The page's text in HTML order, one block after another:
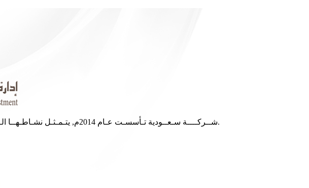
شــركــــة سـعــودية تـأسسـت عـام 2014م, يتـمـثـل نشـاطـهــا الـرئـيـسـي في مـجـال الإستـثـمـار وادارة وتـشـغـيـل الوكـالات التجارية بنظام الامتياز التجـاري ( الفرنشـايز ).